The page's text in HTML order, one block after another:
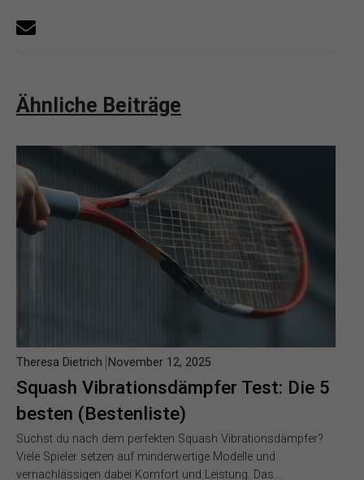
Ähnliche Beiträge
Squash Vibrationsdämpfer Test: Die 5
besten (Bestenliste)
Theresa Dietrich November 12, 2025
Suchst du nach dem perfekten Squash Vibrationsdämpfer?
Viele Spieler setzen auf minderwertige Modelle und
vernachlässigen dabei Komfort und Leistung. Das…